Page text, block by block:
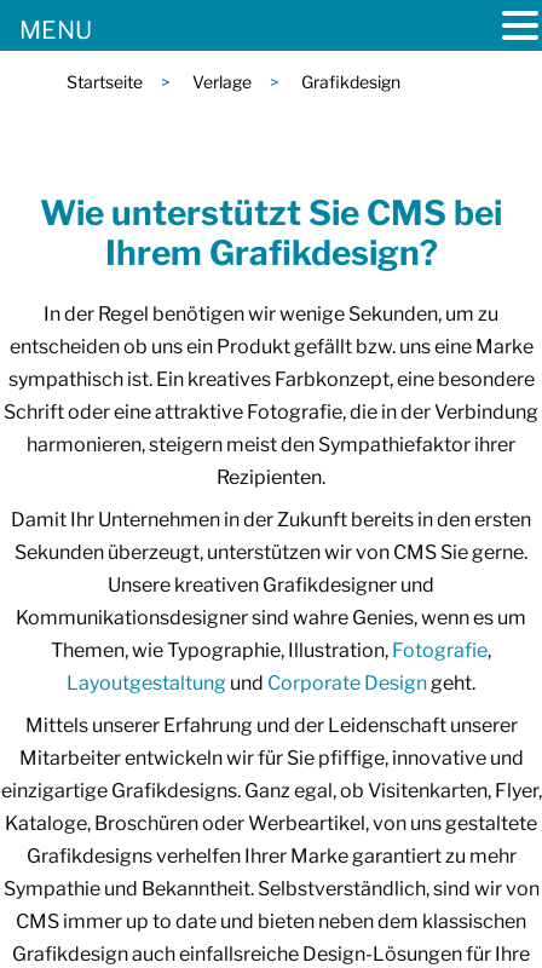
Startseite > Verlage > Grafikdesign
Wie unterstützt Sie CMS bei
Ihrem Grafikdesign?
In der Regel benötigen wir wenige Sekunden, um zu
entscheiden ob uns ein Produkt gefällt bzw. uns eine Marke
sympathisch ist. Ein kreatives Farbkonzept, eine besondere
Schrift oder eine attraktive Fotografie, die in der Verbindung
harmonieren, steigern meist den Sympathiefaktor ihrer
Rezipienten.
Damit Ihr Unternehmen in der Zukunft bereits in den ersten
Sekunden überzeugt, unterstützen wir von CMS Sie gerne.
Unsere kreativen Grafikdesigner und
Kommunikationsdesigner sind wahre Genies, wenn es um
Themen, wie Typographie, Illustration, Fotografie,
Layoutgestaltung und Corporate Designgeht.
Mittels unserer Erfahrung und der Leidenschaft unserer
Mitarbeiter entwickeln wir für Sie pfiffige, innovative und
einzigartige Grafikdesigns. Ganz egal, ob Visitenkarten, Flyer,
Kataloge, Broschüren oder Werbeartikel, von uns gestaltete
Grafikdesigns verhelfen Ihrer Marke garantiert zu mehr
Sympathie und Bekanntheit. Selbstverständlich, sind wir von
CMS immer up to date und bieten neben dem klassischen
Grafikdesign auch einfallsreiche Design-Lösungen für Ihre
MENU